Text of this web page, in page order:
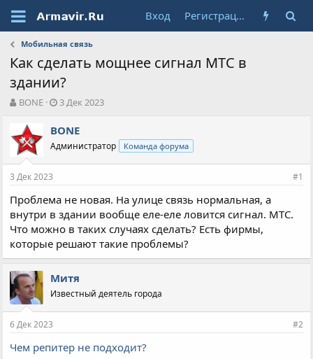
Вход Регистрация
Мобильная связь
Как сделать мощнее сигнал МТС в
здании?
А
о
р
т
е
ы
BONE
Д
т
н
а
л
а
3 Дек 2023
BONE
Администратор Команда форума
3 Дек 2023 #1
Проблема не новая. На улице связь нормальная, а
внутри в здании вообще еле-еле ловится сигнал. МТС.
Что можно в таких случаях сделать? Есть фирмы,
которые решают такие проблемы?
Митя
Известный деятель города
6 Дек 2023 #2
Чем репитер не подходит?